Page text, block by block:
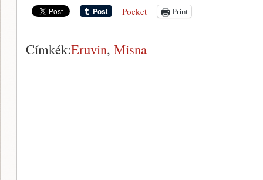
Pocket Print
Címkék:Eruvin, Misna